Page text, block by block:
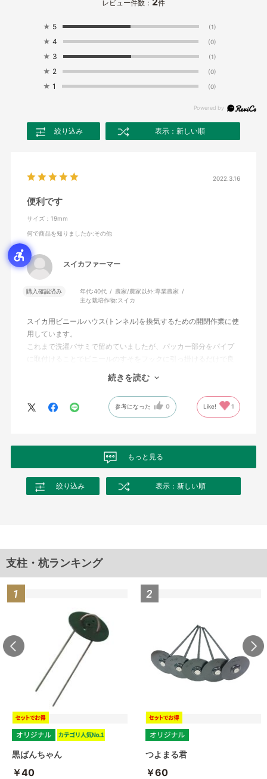
レビュー件数： 件
★ 5 (1)
★ 4 (0)
★ 3 (1)
★ 2 (0)
★ 1 (0)
絞り込み 表示：新しい順
2022.3.16
便利です
サイズ：19mm
何で商品を知りましたか:その他
スイカファーマー
購入確認済み 年代:40代 農家/農家以外:専業農家
主な栽培作物: スイカ
スイカ用ビニールハウス(トンネル)を換気するための開閉作業に使
用しています。
これまで洗濯バサミで留めていましたが、パッカー部分をパイプ
に取付けることでビニールのすそをフックに引っ掛けるだけで良
強い風や急な雨でビニールが落ちる事もなく、とても便利だと思
続きを読む
参考になった 0 Like! 1
もっと見る
絞り込み 表示：新しい順
支柱・杭ランキング
黒ばんちゃん
￥40
つよまる君
￥60